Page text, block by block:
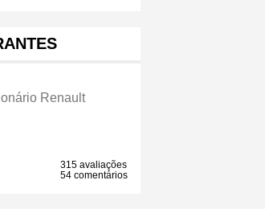
Renault
315 avaliações
54 comentários